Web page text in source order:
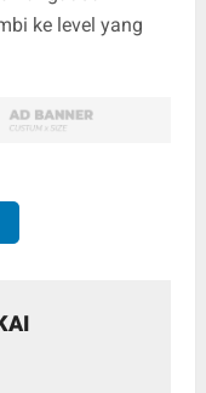
ke level yang